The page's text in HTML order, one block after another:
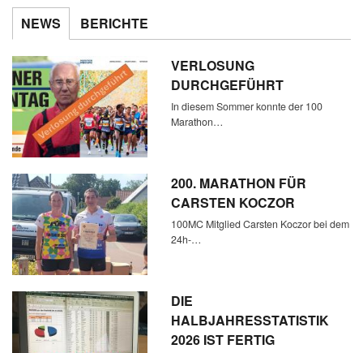
NEWS BERICHTE
VERLOSUNG
DURCHGEFÜHRT
In diesem Sommer konnte der 100
Marathon…
200. MARATHON FÜR
CARSTEN KOCZOR
100MC Mitglied Carsten Koczor bei dem
24h-…
DIE
HALBJAHRESSTATISTIK
2026 IST FERTIG